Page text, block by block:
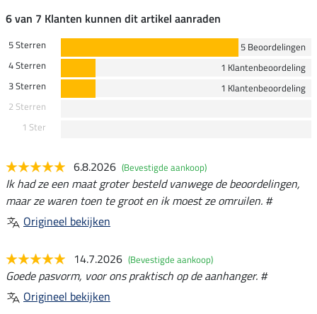
6 van 7 Klanten kunnen dit artikel aanraden
5 Sterren
5 Beoordelingen
4 Sterren
1 Klantenbeoordeling
3 Sterren
1 Klantenbeoordeling
2 Sterren
1 Ster
6.8.2026 (Bevestigde aankoop)
Ik had ze een maat groter besteld vanwege de beoordelingen,
maar ze waren toen te groot en ik moest ze omruilen. #
Origineel bekijken
14.7.2026 (Bevestigde aankoop)
Goede pasvorm, voor ons praktisch op de aanhanger. #
Origineel bekijken